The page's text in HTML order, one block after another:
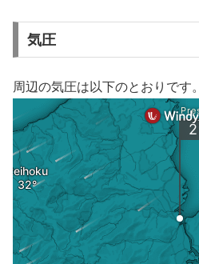
気圧
周辺の気圧は以下のとおりです。